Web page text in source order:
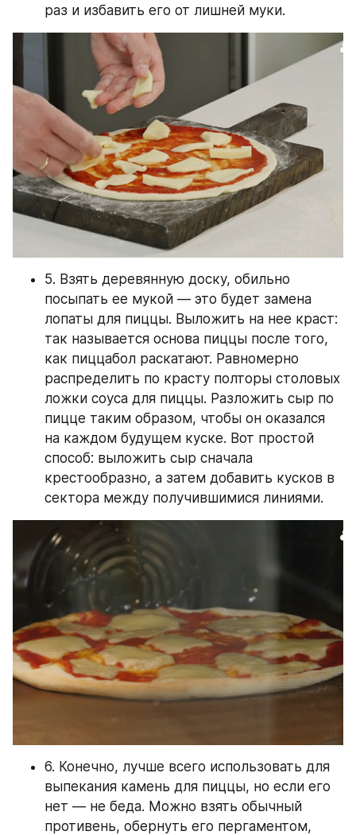
раз и избавить его от лишней муки.
5. Взять деревянную доску, обильно
посыпать ее мукой — это будет замена
лопаты для пиццы. Выложить на нее краст:
так называется основа пиццы после того,
как пиццабол раскатают. Равномерно
распределить по красту полторы столовых
ложки соуса для пиццы. Разложить сыр по
пицце таким образом, чтобы он оказался
на каждом будущем куске. Вот простой
способ: выложить сыр сначала
крестообразно, а затем добавить кусков в
сектора между получившимися линиями.
6. Конечно, лучше всего использовать для
выпекания камень для пиццы, но если его
нет — не беда. Можно взять обычный
противень, обернуть его пергаментом,